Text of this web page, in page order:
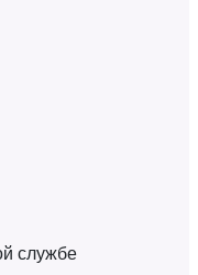
службе